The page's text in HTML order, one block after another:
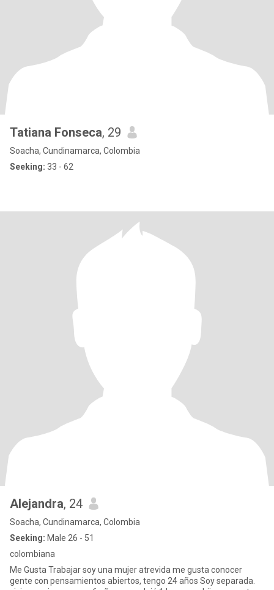
Tatiana Fonseca, 29
Soacha, Cundinamarca, Colombia
Seeking: 33 - 62
Alejandra, 24
Soacha, Cundinamarca, Colombia
Seeking: Male 26 - 51
colombiana
Me Gusta Trabajar soy una mujer atrevida me gusta conocer
gente con pensamientos abiertos, tengo 24 años Soy separada.